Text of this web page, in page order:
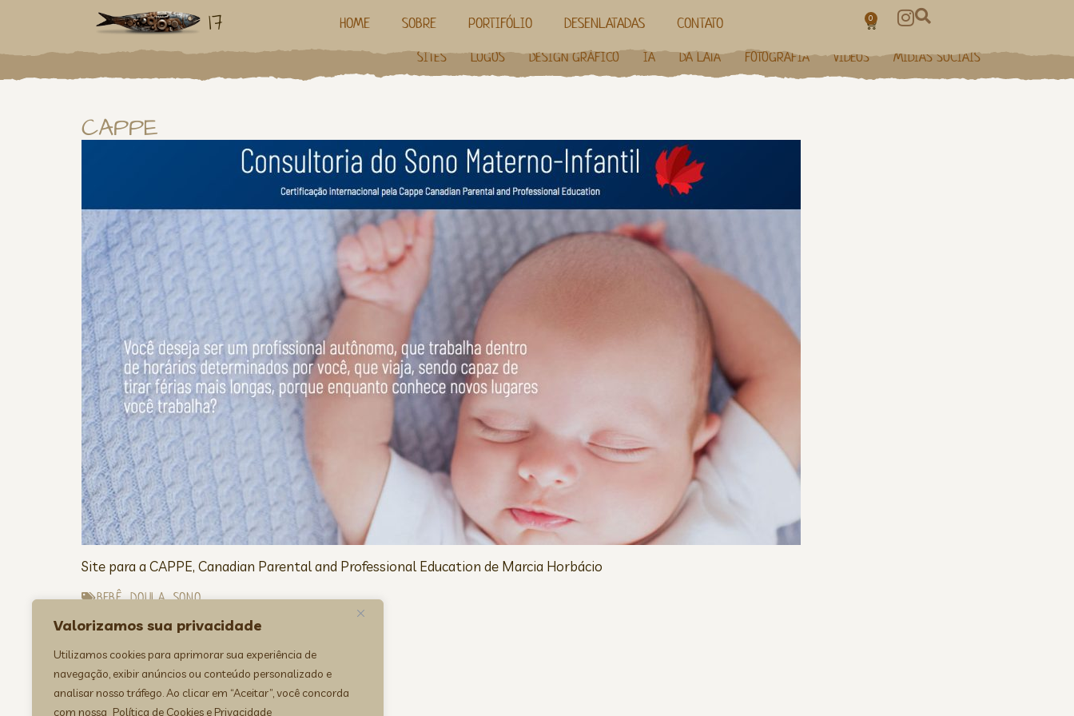
Valorizamos sua privacidade
Utilizamos cookies para aprimorar sua experiência de
navegação, exibir anúncios ou conteúdo personalizado e
analisar nosso tráfego. Ao clicar em “Aceitar”, você concorda
com nossa Política de Cookies e Privacidade
17 HOME SOBRE PORTIFÓLIO DESENLATADAS CONTATO 0
SITES LOGOS DESIGN GRÁFICO IA DA LATA FOTOGRAFIA VÍDEOS MÍDIAS SOCIAIS
CAPPE
Site para a CAPPE, Canadian Parental and Professional Education de Marcia Horbácio
BEBÊ,DOULA,SONO
SITES
VEJA TAMBÉM: